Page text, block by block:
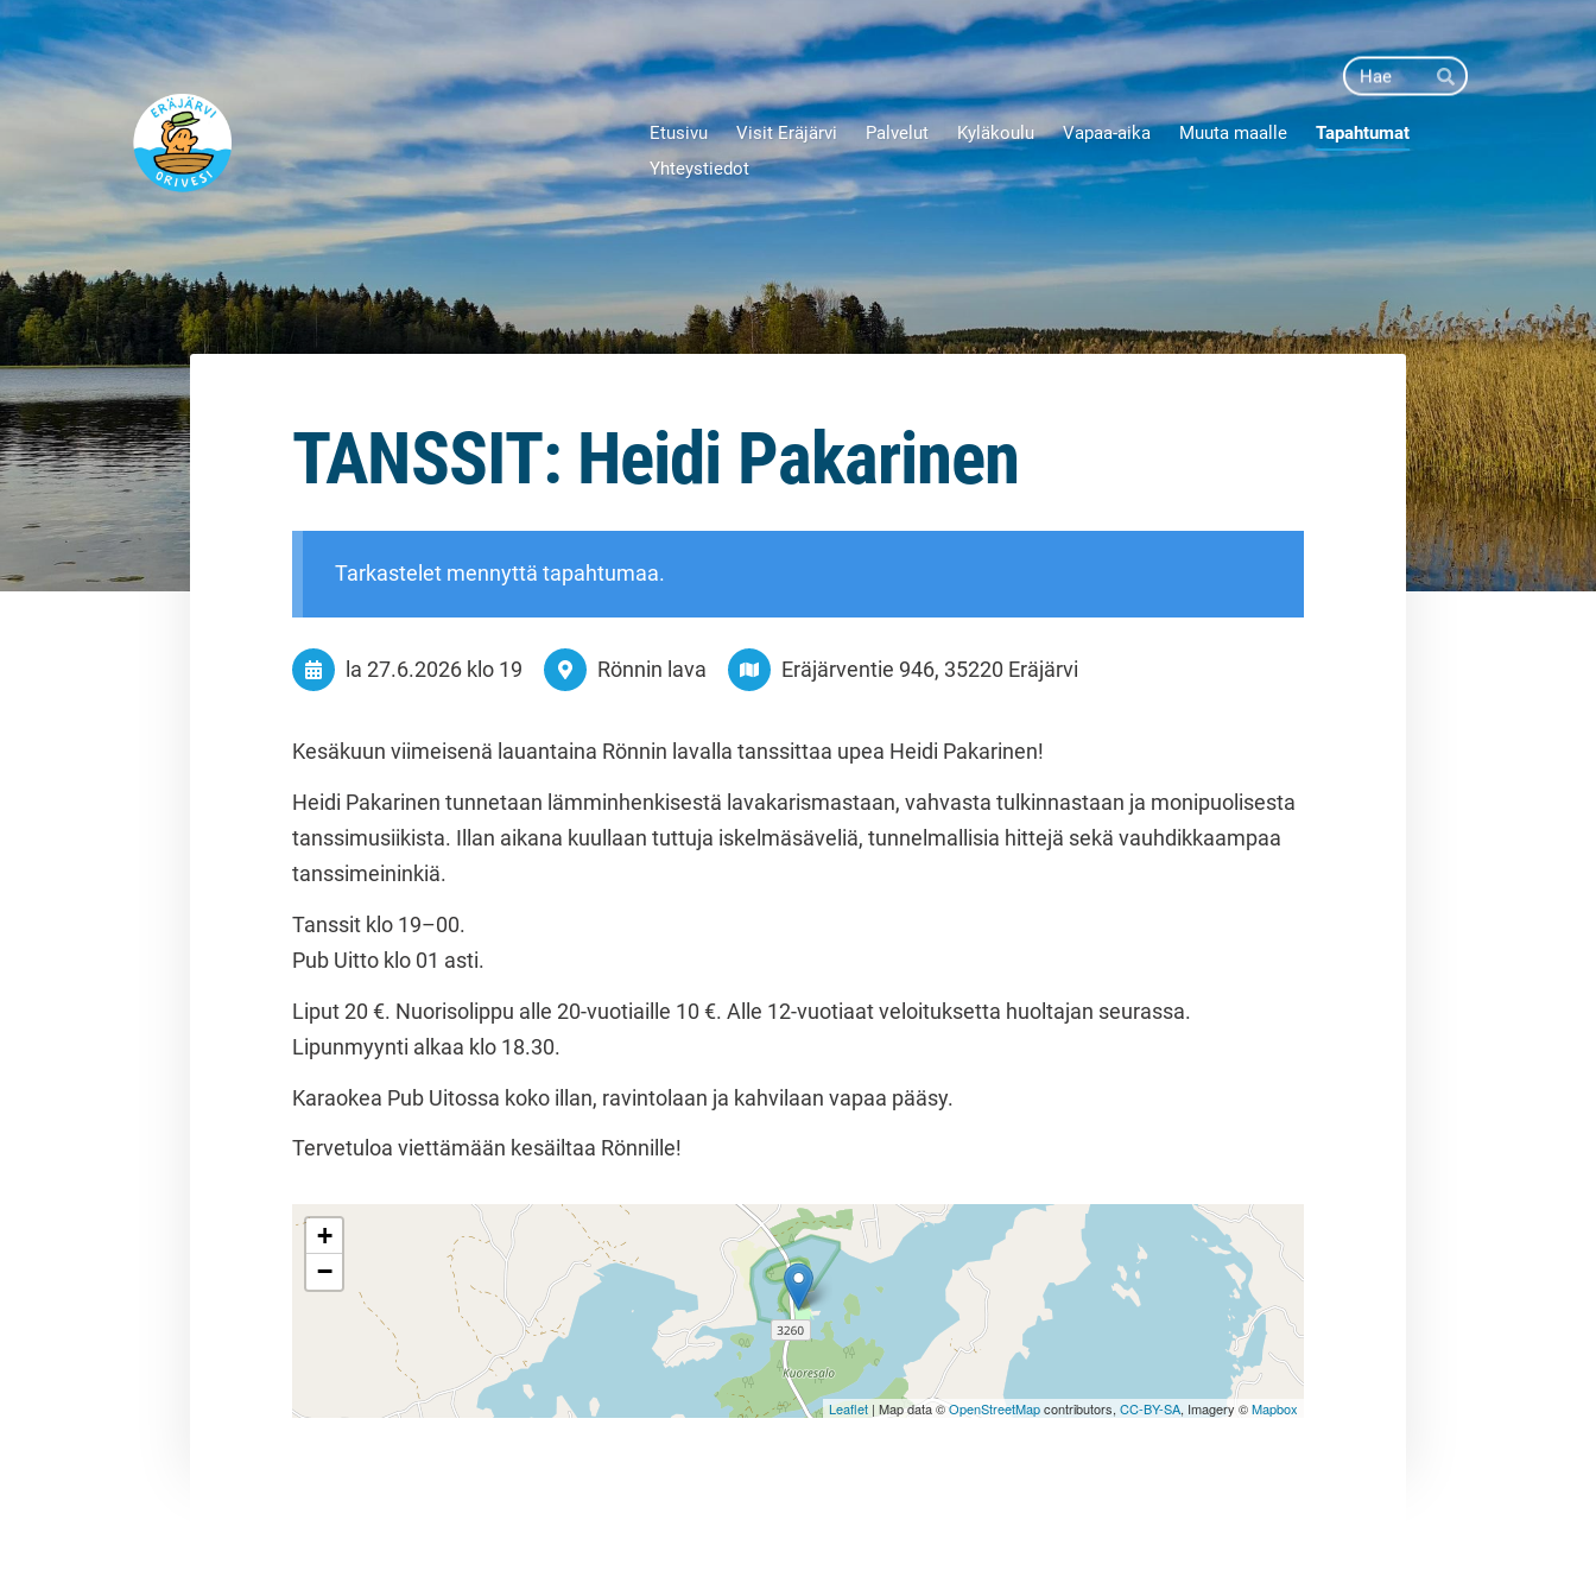
sivun
sisältöön
Haku
Hae
Eräjärvi
Etusivu Visit Eräjärvi Palvelut Kyläkoulu Vapaa-aika Muuta maalle
Tapahtumat
Yhteystiedot
TANSSIT: Heidi Pakarinen
Tarkastelet mennyttä tapahtumaa.
la 27.6.2026 klo 19 Rönnin lava Eräjärventie 946, 35220 Eräjärvi
Kesäkuun viimeisenä lauantaina Rönnin lavalla tanssittaa upea Heidi Pakarinen!
Heidi Pakarinen tunnetaan lämminhenkisestä lavakarismastaan, vahvasta tulkinnastaan ja monipuolisesta
tanssimusiikista. Illan aikana kuullaan tuttuja iskelmäsäveliä, tunnelmallisia hittejä sekä vauhdikkaampaa
tanssimeininkiä.
Tanssit klo 19–00.
Pub Uitto klo 01 asti.
Liput 20 €. Nuorisolippu alle 20-vuotiaille 10 €. Alle 12-vuotiaat veloituksetta huoltajan seurassa.
Lipunmyynti alkaa klo 18.30.
Karaokea Pub Uitossa koko illan, ravintolaan ja kahvilaan vapaa pääsy.
Tervetuloa viettämään kesäiltaa Rönnille!
+
−
Leaflet| Map data ©OpenStreetMapcontributors, CC-BY-SA, Imagery ©Mapbox